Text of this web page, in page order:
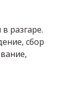
разгаре.
сбор